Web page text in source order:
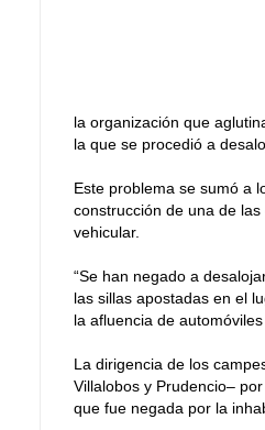
la organización que
la que se procedió a
Este problema se sumó a
construcción de una de
vehicular.
“Se han negado a
las sillas apostadas en el
la afluencia de
La dirigencia de los
Villalobos y Prudencio–
que fue negada por la